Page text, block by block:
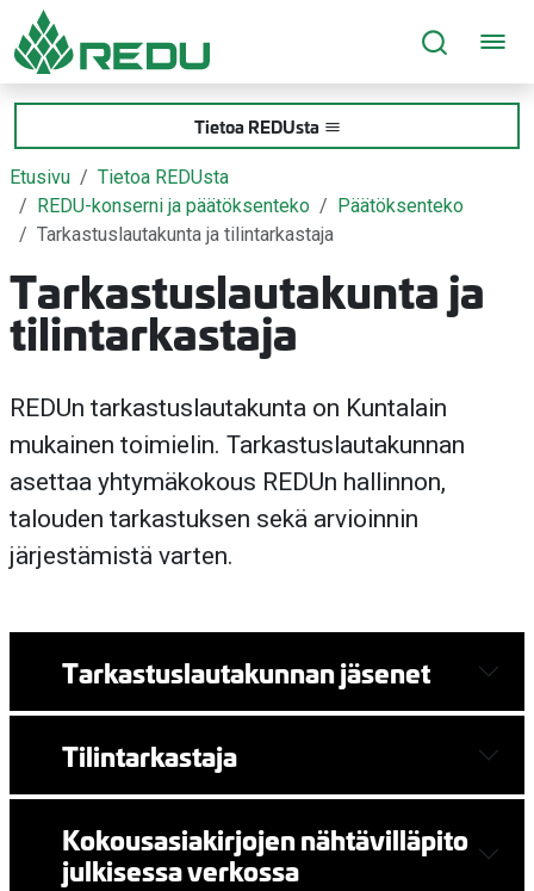
Siirry sivusisältöön
Tietoa REDUsta
Etusivu
Tietoa REDUsta
REDU-konserni ja päätöksenteko
Päätöksenteko
Tarkastuslautakunta ja tilintarkastaja
Tarkastuslautakunta ja
tilintarkastaja
REDUn tarkastuslautakunta on Kuntalain
mukainen toimielin. Tarkastuslautakunnan
asettaa yhtymäkokous REDUn hallinnon,
talouden tarkastuksen sekä arvioinnin
järjestämistä varten.
Tarkastuslautakunnan jäsenet
Tilintarkastaja
Kokousasiakirjojen nähtävilläpito
julkisessa verkossa